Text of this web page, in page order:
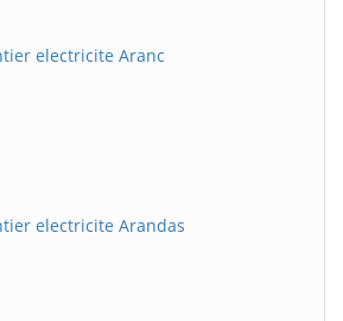
electricite Aranc
electricite Arandas